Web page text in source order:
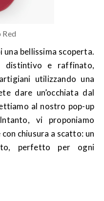
Red
bellissima scoperta.
distintivo e raffinato,
utilizzando una
dare un’occhiata dal
al nostro pop-up
vi proponiamo
chiusura a scatto: un
perfetto per ogni